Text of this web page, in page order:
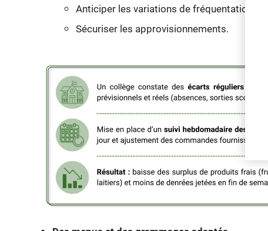
Anticiper les variations de fréquentation,
Sécuriser les approvisionnements.